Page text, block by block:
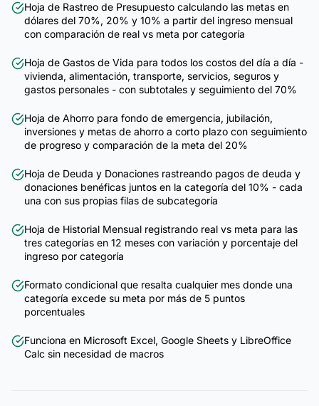
Hoja de Rastreo de Presupuesto calculando las metas en
dólares del 70%, 20% y 10% a partir del ingreso mensual
con comparación de real vs meta por categoría
Hoja de Gastos de Vida para todos los costos del día a día -
vivienda, alimentación, transporte, servicios, seguros y
gastos personales - con subtotales y seguimiento del 70%
Hoja de Ahorro para fondo de emergencia, jubilación,
inversiones y metas de ahorro a corto plazo con seguimiento
de progreso y comparación de la meta del 20%
Hoja de Deuda y Donaciones rastreando pagos de deuda y
donaciones benéficas juntos en la categoría del 10% - cada
una con sus propias filas de subcategoría
Hoja de Historial Mensual registrando real vs meta para las
tres categorías en 12 meses con variación y porcentaje del
ingreso por categoría
Formato condicional que resalta cualquier mes donde una
categoría excede su meta por más de 5 puntos
porcentuales
Funciona en Microsoft Excel, Google Sheets y LibreOffice
Calc sin necesidad de macros